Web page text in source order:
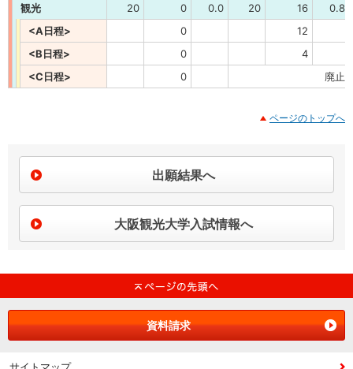
観光
20 0 0.0 20 16
0.8
<A日程>
0
12
<B日程>
0
4
<C日程>
0 廃止
ページのトップへ
出願結果へ
大阪観光大学入試情報へ
資料請求